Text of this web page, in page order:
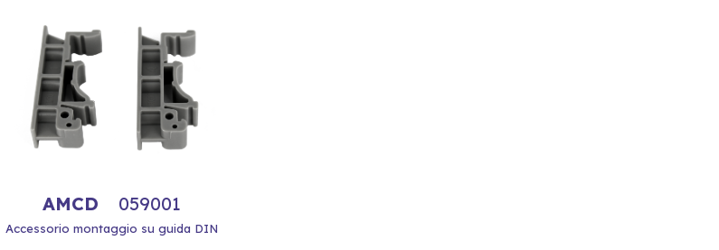
AMCD 059001
Accessorio montaggio su guida DIN